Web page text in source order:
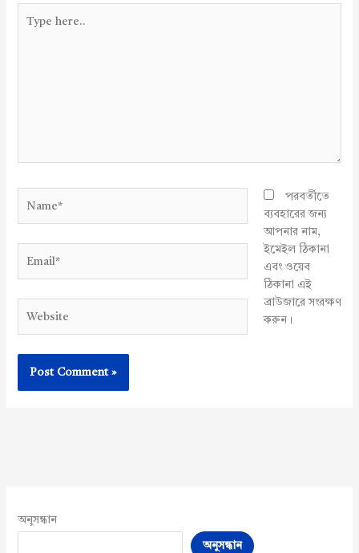
here..
পরবর্তীতে
ব্যবহারের জন্য
আপনার নাম,
ইমেইল ঠিকানা
এবং ওয়েব
ঠিকানা এই
ব্রাউজারে সংরক্ষণ
করুন।
অনুসন্ধান
অনুসন্ধান